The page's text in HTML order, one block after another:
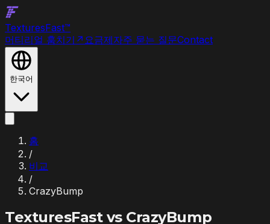
TexturesFast™
머티리얼 훔치기 ↗ 요금제자주 묻는 질문Contact
한국어
홈
/
비교
/
CrazyBump
TexturesFast vs CrazyBump